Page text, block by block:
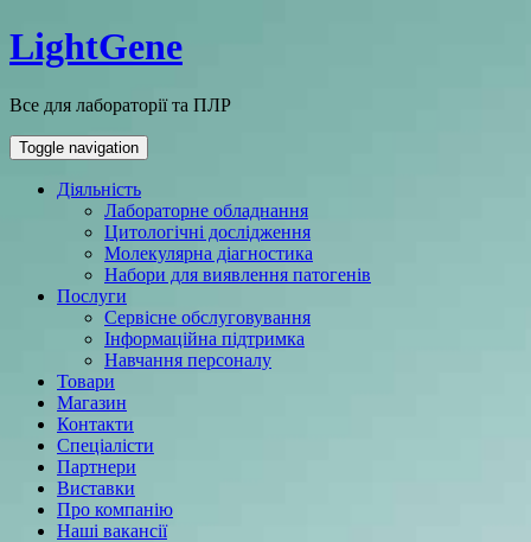
LightGene
Все для лабораторії та ПЛР
Toggle navigation
Діяльність
Лабораторне обладнання
Цитологічні дослідження
Молекулярна діагностика
Набори для виявлення патогенів
Послуги
Сервісне обслуговування
Інформаційна підтримка
Навчання персоналу
Товари
Магазин
Контакти
Спеціалісти
Партнери
Виставки
Про компанію
Наші вакансії